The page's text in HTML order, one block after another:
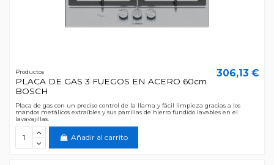
Productos
PLACA DE GAS 3 FUEGOS EN ACERO 60cm
BOSCH
306,13 €
Placa de gas con un preciso control de la llama y fácil limpieza gracias a los
mandos metálicos extraíbles y sus parrillas de hierro fundido lavables en el
lavavajillas.
Añadir al carrito